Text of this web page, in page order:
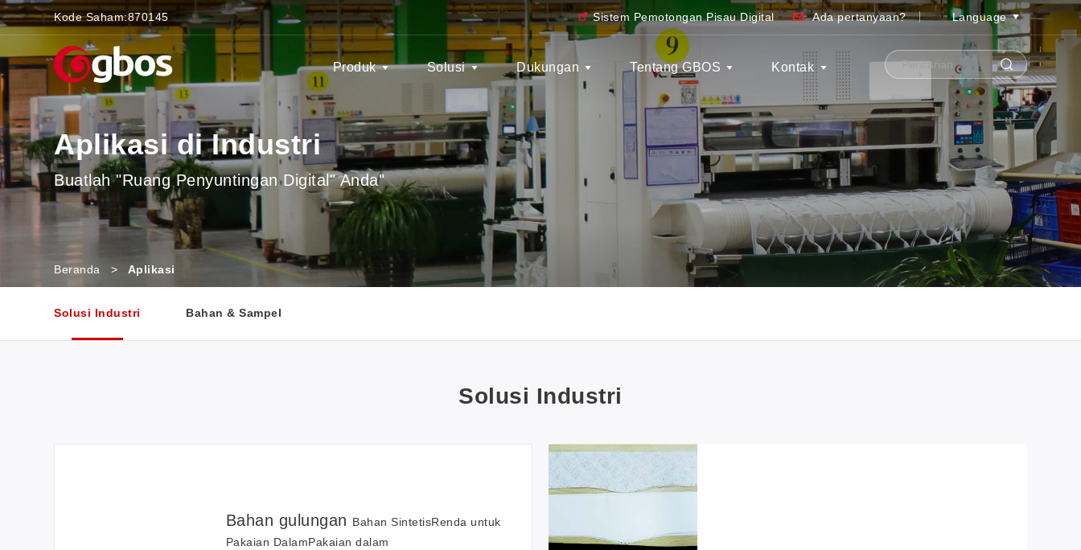
Kode Saham:870145 Sistem Pemotongan Pisau Digital Ada pertanyaan? Language
Produk Solusi Dukungan Tentang GBOS Kontak
Aplikasi di Industri
Buatlah "Ruang Penyuntingan Digital" Anda"
Beranda > Aplikasi
Solusi Industri Bahan & Sampel
Solusi Industri
Bahan gulungan Bahan SintetisRenda untuk
Pakaian DalamPakaian dalam